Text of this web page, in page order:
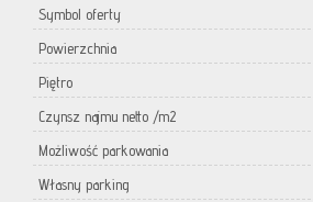
Symbol oferty
Powierzchnia
Piętro
Czynsz najmu netto /m2
Możliwość parkowania
Własny parking